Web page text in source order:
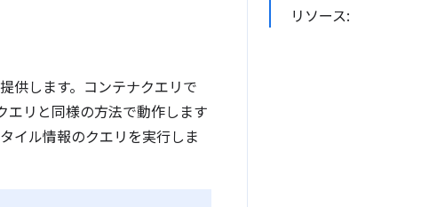
リソース:
供します。コンテナクエリで
エリと同様の方法で動作します
イル情報のクエリを実行しま